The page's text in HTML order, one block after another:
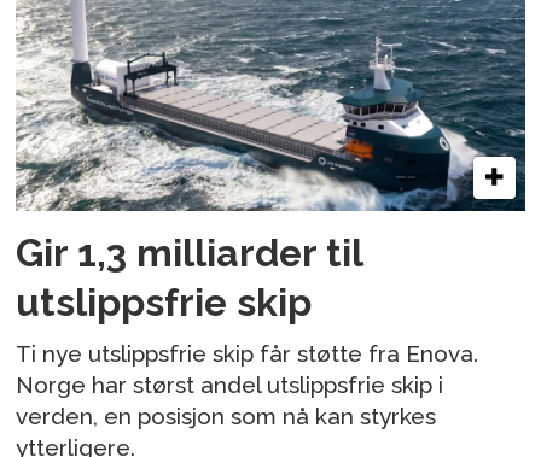
Gir 1,3 milliarder til
utslippsfrie skip
Ti nye utslippsfrie skip får støtte fra Enova.
Norge har størst andel utslippsfrie skip i
verden, en posisjon som nå kan styrkes
ytterligere.